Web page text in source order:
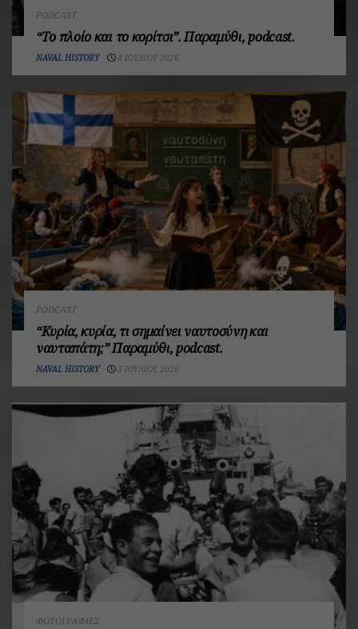
PODCAST
“Το πλοίο και το κορίτσι”. Παραμύθι, podcast.
NAVAL HISTORY 4 ΙΟΥΛΊΟΥ 2026
PODCAST
“Κυρία, κυρία, τι σημαίνει ναυτοσύνη και
ναυταπάτη;” Παραμύθι, podcast.
NAVAL HISTORY 3 ΙΟΥΛΊΟΥ 2026
ΦΩΤΟΓΡΑΦΊΕΣ